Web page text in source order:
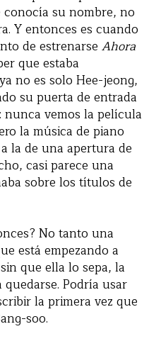
su nombre, no
Y entonces es cuando
de estrenarse Ahora
que estaba
no es solo Hee-jeong,
su puerta de entrada
vemos la película
la música de piano
la de una apertura de
casi parece una
sobre los títulos de
No tanto una
está empezando a
que ella lo sepa, la
Podría usar
la primera vez que
soo.